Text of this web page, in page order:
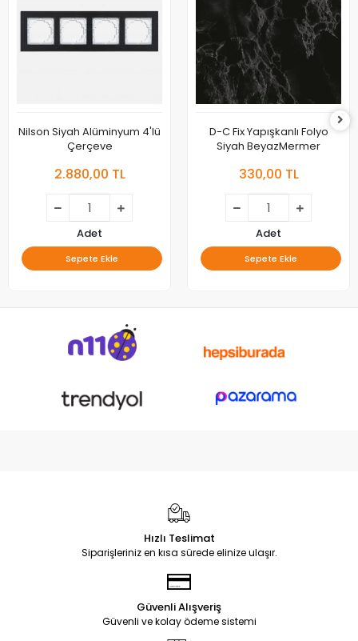
Nilson Siyah Alüminyum 4'lü
Çerçeve
2.880,00 TL
Adet
Sepete Ekle
D-C Fix Yapışkanlı Folyo
Siyah BeyazMermer
330,00 TL
Adet
Sepete Ekle
Hızlı Teslimat
Siparişleriniz en kısa sürede elinize ulaşır.
Güvenli Alışveriş
Güvenli ve kolay ödeme sistemi